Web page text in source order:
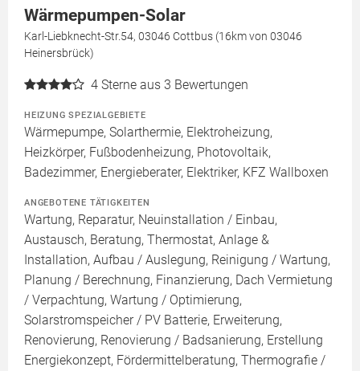
Wärmepumpen-Solar
Karl-Liebknecht-Str.54, 03046 Cottbus (16km von 03046
Heinersbrück)
4 Sterne aus 3 Bewertungen
HEIZUNG SPEZIALGEBIETE
Wärmepumpe, Solarthermie, Elektroheizung,
Heizkörper, Fußbodenheizung, Photovoltaik,
Badezimmer, Energieberater, Elektriker, KFZ Wallboxen
ANGEBOTENE TÄTIGKEITEN
Wartung, Reparatur, Neuinstallation / Einbau,
Austausch, Beratung, Thermostat, Anlage &
Installation, Aufbau / Auslegung, Reinigung / Wartung,
Planung / Berechnung, Finanzierung, Dach Vermietung
/ Verpachtung, Wartung / Optimierung,
Solarstromspeicher / PV Batterie, Erweiterung,
Renovierung, Renovierung / Badsanierung, Erstellung
Energiekonzept, Fördermittelberatung, Thermografie /